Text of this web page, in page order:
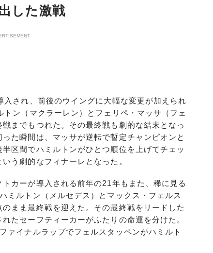
した激戦
され、前後のウイングに大幅な変更が加えられ
ン（マクラーレン）とフェリペ・マッサ（フェ
までもつれた。その最終戦も劇的な結末となっ
た瞬間は、マッサが逆転で暫定チャンピオンと
区間でハミルトンがひとつ順位を上げてチェッ
う劇的なフィナーレとなった。
カーが導入される前年の21年もまた、稀に見る
ミルトン（メルセデス）とマックス・フェルス
まま最終戦を迎えた。その最終戦をリードした
たセーフティーカーがふたりの命運を分けた。
ァイナルラップでフェルスタッペンがハミルト